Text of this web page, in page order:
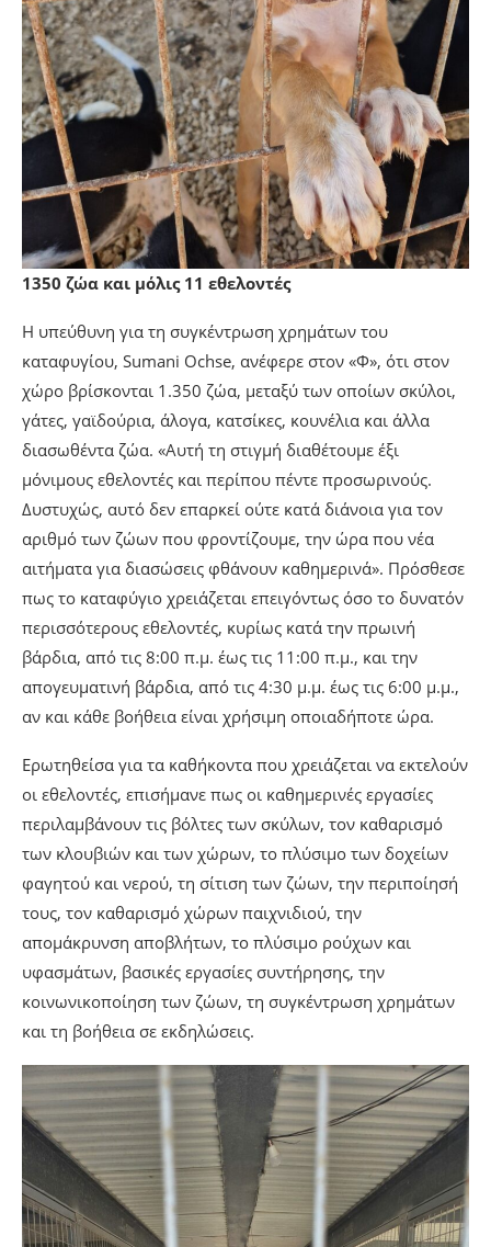
1350 ζώα και μόλις 11 εθελοντές
Η υπεύθυνη για τη συγκέντρωση χρημάτων του
καταφυγίου, Sumani Ochse, ανέφερε στον «Φ», ότι στον
χώρο βρίσκονται 1.350 ζώα, μεταξύ των οποίων σκύλοι,
γάτες, γαϊδούρια, άλογα, κατσίκες, κουνέλια και άλλα
διασωθέντα ζώα. «Αυτή τη στιγμή διαθέτουμε έξι
μόνιμους εθελοντές και περίπου πέντε προσωρινούς.
Δυστυχώς, αυτό δεν επαρκεί ούτε κατά διάνοια για τον
αριθμό των ζώων που φροντίζουμε, την ώρα που νέα
αιτήματα για διασώσεις φθάνουν καθημερινά». Πρόσθεσε
πως το καταφύγιο χρειάζεται επειγόντως όσο το δυνατόν
περισσότερους εθελοντές, κυρίως κατά την πρωινή
βάρδια, από τις 8:00 π.μ. έως τις 11:00 π.μ., και την
απογευματινή βάρδια, από τις 4:30 μ.μ. έως τις 6:00 μ.μ.,
αν και κάθε βοήθεια είναι χρήσιμη οποιαδήποτε ώρα.
Ερωτηθείσα για τα καθήκοντα που χρειάζεται να εκτελούν
οι εθελοντές, επισήμανε πως οι καθημερινές εργασίες
περιλαμβάνουν τις βόλτες των σκύλων, τον καθαρισμό
των κλουβιών και των χώρων, το πλύσιμο των δοχείων
φαγητού και νερού, τη σίτιση των ζώων, την περιποίησή
τους, τον καθαρισμό χώρων παιχνιδιού, την
απομάκρυνση αποβλήτων, το πλύσιμο ρούχων και
υφασμάτων, βασικές εργασίες συντήρησης, την
κοινωνικοποίηση των ζώων, τη συγκέντρωση χρημάτων
και τη βοήθεια σε εκδηλώσεις.